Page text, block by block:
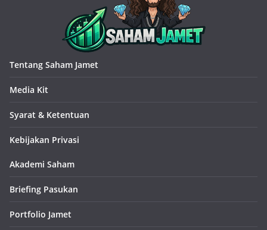
Tentang Saham Jamet
Media Kit
Syarat & Ketentuan
Kebijakan Privasi
Akademi Saham
Briefing Pasukan
Portfolio Jamet